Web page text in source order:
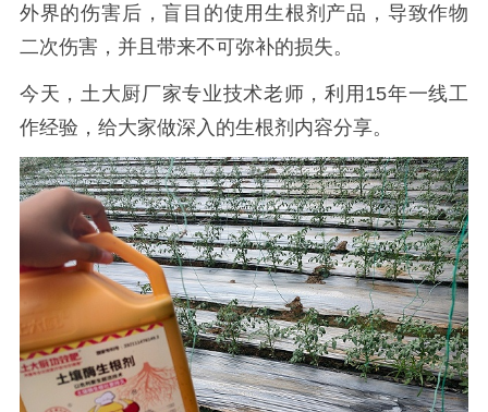
外界的伤害后，盲目的使用生根剂产品，导致作物
二次伤害，并且带来不可弥补的损失。
今天，土大厨厂家专业技术老师，利用 15年一线工
作经验，给大家做深入的生根剂内容分享。